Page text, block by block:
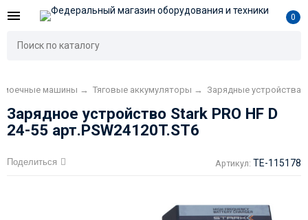
0
машины → Тяговые аккумуляторы → Зарядные устройства
Зарядное устройство Stark PRO HF D
24-55 арт.PSW24120T.ST6
Поделиться Артикул: TE-115178